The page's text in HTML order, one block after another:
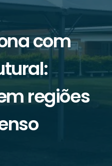
com
regiões